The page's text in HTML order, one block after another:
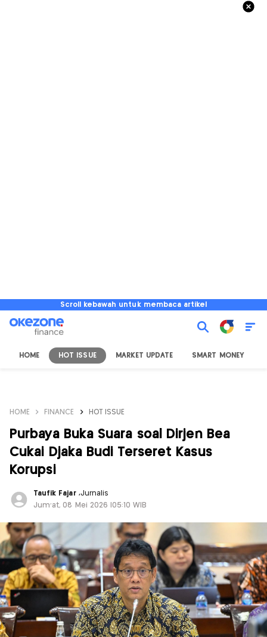
Scroll kebawah untuk membaca artikel
HOME HOT ISSUE MARKET UPDATE SMART MONEY
HOME FINANCE HOT ISSUE
Purbaya Buka Suara soal Dirjen Bea
Cukai Djaka Budi Terseret Kasus
Korupsi
Taufik Fajar ,Jurnalis
Jum'at, 08 Mei 2026 |05:10 WIB